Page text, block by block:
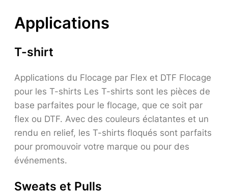
Applications
T-shirt
Applications du Flocage par Flex et DTF Flocage
pour les T-shirts Les T-shirts sont les pièces de
base parfaites pour le flocage, que ce soit par
flex ou DTF. Avec des couleurs éclatantes et un
rendu en relief, les T-shirts floqués sont parfaits
pour promouvoir votre marque ou pour des
événements.
Sweats et Pulls